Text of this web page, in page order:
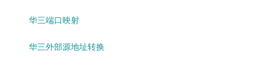
华三端口映射
华三外部源地址转换